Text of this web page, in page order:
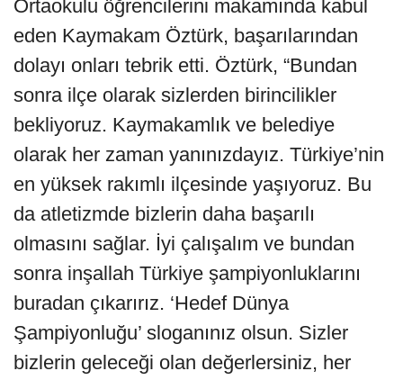
Ortaokulu öğrencilerini makamında kabul
eden Kaymakam Öztürk, başarılarından
dolayı onları tebrik etti. Öztürk, “Bundan
sonra ilçe olarak sizlerden birincilikler
bekliyoruz. Kaymakamlık ve belediye
olarak her zaman yanınızdayız. Türkiye’nin
en yüksek rakımlı ilçesinde yaşıyoruz. Bu
da atletizmde bizlerin daha başarılı
olmasını sağlar. İyi çalışalım ve bundan
sonra inşallah Türkiye şampiyonluklarını
buradan çıkarırız. ‘Hedef Dünya
Şampiyonluğu’ sloganınız olsun. Sizler
bizlerin geleceği olan değerlersiniz, her